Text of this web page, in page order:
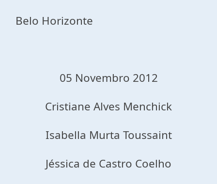
Belo Horizonte
05 Novembro 2012
Cristiane Alves Menchick
Isabella Murta Toussaint
Jéssica de Castro Coelho